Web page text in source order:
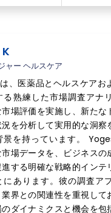
ャー ヘルスケア
、医薬品とヘルスケアお
る熟練した市場調査アナ
場評価を実施し、新たな
況を分析して実用的な洞察
景を持っています。
場データを、ビジネスの
する明確な戦略的インテ
にあります。彼の調査ア
界との関連性を重視して
ダイナミクスと機会を包